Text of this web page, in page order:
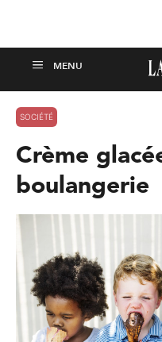
SOCIÉTÉ
Crème
boulangerie